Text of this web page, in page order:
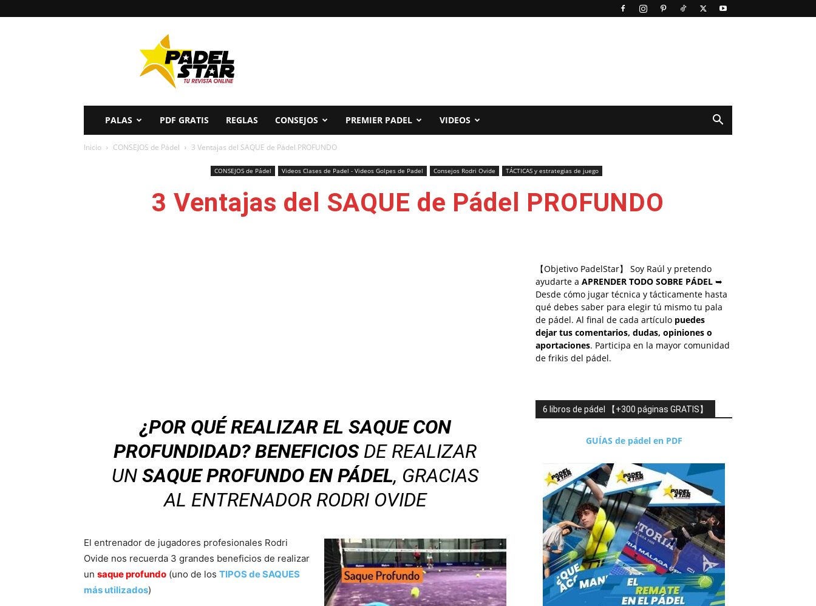
PADELSTAR
PALAS PDF GRATIS REGLAS CONSEJOS PREMIER PADEL VIDEOS
Inicio CONSEJOS de Pádel 3 Ventajas del SAQUE de Pádel PROFUNDO
CONSEJOS de Pádel Videos Clases de Padel - Videos Golpes de Padel Consejos Rodri Ovide TÁCTICAS y estrategias de juego
3 Ventajas del SAQUE de Pádel PROFUNDO
¿POR QUÉ REALIZAR EL SAQUE CON
PROFUNDIDAD? BENEFICIOSDE REALIZAR
UN SAQUE PROFUNDO EN PÁDEL, GRACIAS
AL ENTRENADOR RODRI OVIDE
El entrenador de jugadores profesionales Rodri
Ovide nos recuerda 3 grandes beneficios de realizar
un saque profundo (uno de los TIPOS de SAQUES
más utilizados)
【Objetivo PadelStar】 Soy Raúl y pretendo
ayudarte a APRENDER TODO SOBRE PÁDEL ➥
Desde cómo jugar técnica y tácticamente hasta
qué debes saber para elegir tú mismo tu pala
de pádel. Al final de cada artículo puedes
dejar tus comentarios, dudas, opiniones o
aportaciones. Participa en la mayor comunidad
de frikis del pádel.
6 libros de pádel 【+300 páginas GRATIS】
GUÍAS de pádel en PDF